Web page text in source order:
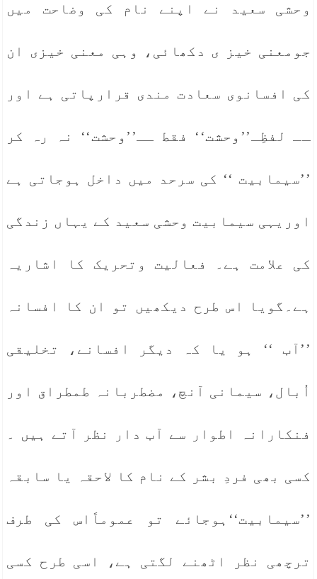
وحشی سعید نے اپنے نام کی وضاحت میں
جومعنی خیز ی دکھائی، وہی معنی خیزی ان
کی افسانوی سعادت مندی قرارپاتی ہے اور
ــ لفظِـ’’وحشت‘‘ فقط ــ’’وحشت‘‘ نہ رہ کر
’’سیمابیت ‘‘ کی سرحد میں داخل ہوجاتی ہے
اوریہی سیمابیت وحشی سعید کے یہاں زندگی
کی علامت ہے۔ فعالیت وتحریک کا اشاریہ
ہے۔گویا اس طرح دیکھیں تو ان کا افسانہ
’’آب ‘‘ ہو یا کہ دیگر افسانے، تخلیقی
اُبال، سیمانی آنچ، مضطربانہ طمطراق اور
فنکارانہ اطوار سے آب دار نظر آتے ہیں ۔
کسی بھی فردِ بشر کے نام کا لاحقہ یا سابقہ
’’سیمابیت‘‘ہوجائے تو عموماًاس کی طرف
ترچھی نظر اٹھنے لگتی ہے، اسی طرح کسی